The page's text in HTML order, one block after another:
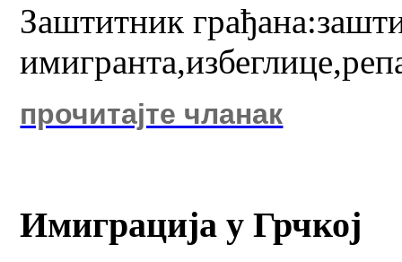
Заштитник
прочитајте чланак
Имиграција у Грчкој